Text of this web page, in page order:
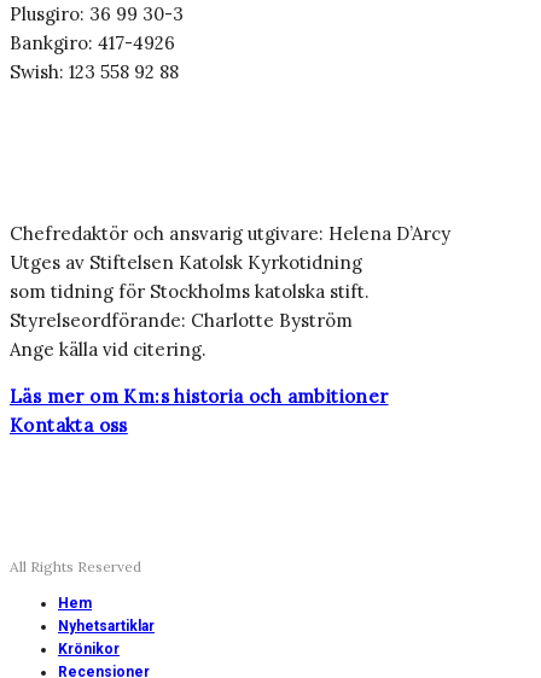
Plusgiro: 36 99 30-3
Bankgiro: 417-4926
Swish: 123 558 92 88
Chefredaktör och ansvarig utgivare: Helena D’Arcy
Utges av Stiftelsen Katolsk Kyrkotidning
som tidning för Stockholms katolska stift.
Styrelseordförande: Charlotte Byström
Ange källa vid citering.
Läs mer om Km:s historia och ambitioner
Kontakta oss
All Rights Reserved
Hem
Nyhetsartiklar
Krönikor
Recensioner